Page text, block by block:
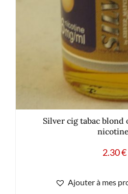
Silver cig tabac blond
2.30€
Ajouter à mes